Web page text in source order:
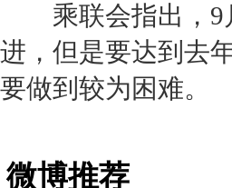
乘联会指出，9
进，但是要达到去
要做到较为困难。
微博推荐